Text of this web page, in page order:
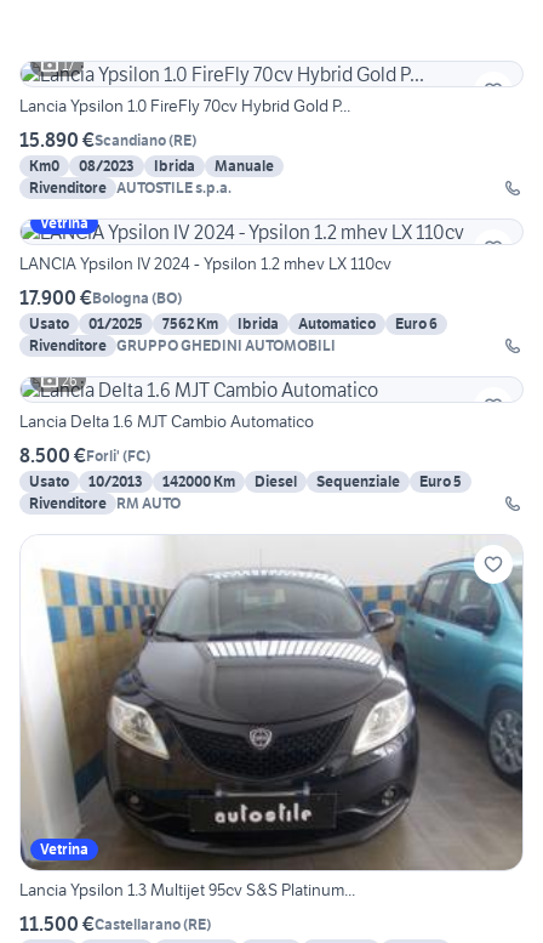
17
Lancia Ypsilon 1.0 FireFly 70cv Hybrid Gold P...
15.890 €Scandiano(RE)
Km0
08/2023 Ibrida
Manuale
Rivenditore AUTOSTILE s.p.a.
Vetrina
LANCIA Ypsilon IV 2024 - Ypsilon 1.2 mhev LX 110cv
17.900 €Bologna (BO)
Usato
01/2025 7562 Km Ibrida Automatico
Euro 6
Rivenditore GRUPPO GHEDINI AUTOMOBILI
26
Lancia Delta 1.6 MJT Cambio Automatico
8.500 €Forli' (FC)
Usato
10/2013 142000 Km Diesel Sequenziale
Euro 5
Rivenditore RM AUTO
Vetrina
Lancia Ypsilon 1.3 Multijet 95cv S&S Platinum...
11.500 €Castellarano(RE)